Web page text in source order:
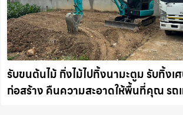
รับขนต้นไม้ กิ่งไม้ไปทิ้งนามะตูม รับทิ้งเ
ก่อสร้าง คืนความสะอาดให้พื้นที่คุณ รถ